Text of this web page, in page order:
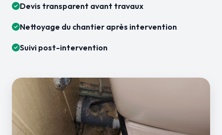
Devis transparent avant travaux
Nettoyage du chantier après intervention
Suivi post-intervention